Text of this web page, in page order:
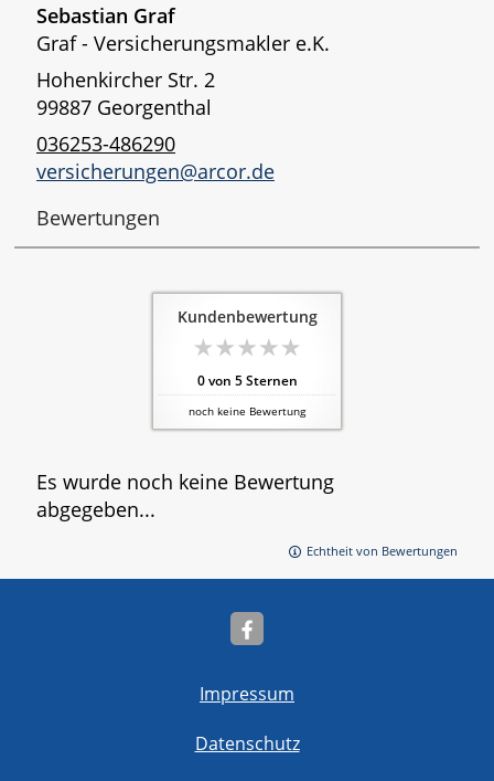
Sebastian Graf
Graf - Versicherungsmakler e.K.
Hohenkircher Str. 2
99887 Georgenthal
036253-486290
versicherungen@arcor.de
Bewertungen
Kundenbewertung
0von 5Sternen
noch keine Bewertung
Es wurde noch keine Bewertung
abgegeben...
Echtheit von Bewertungen
Impressum
Datenschutz